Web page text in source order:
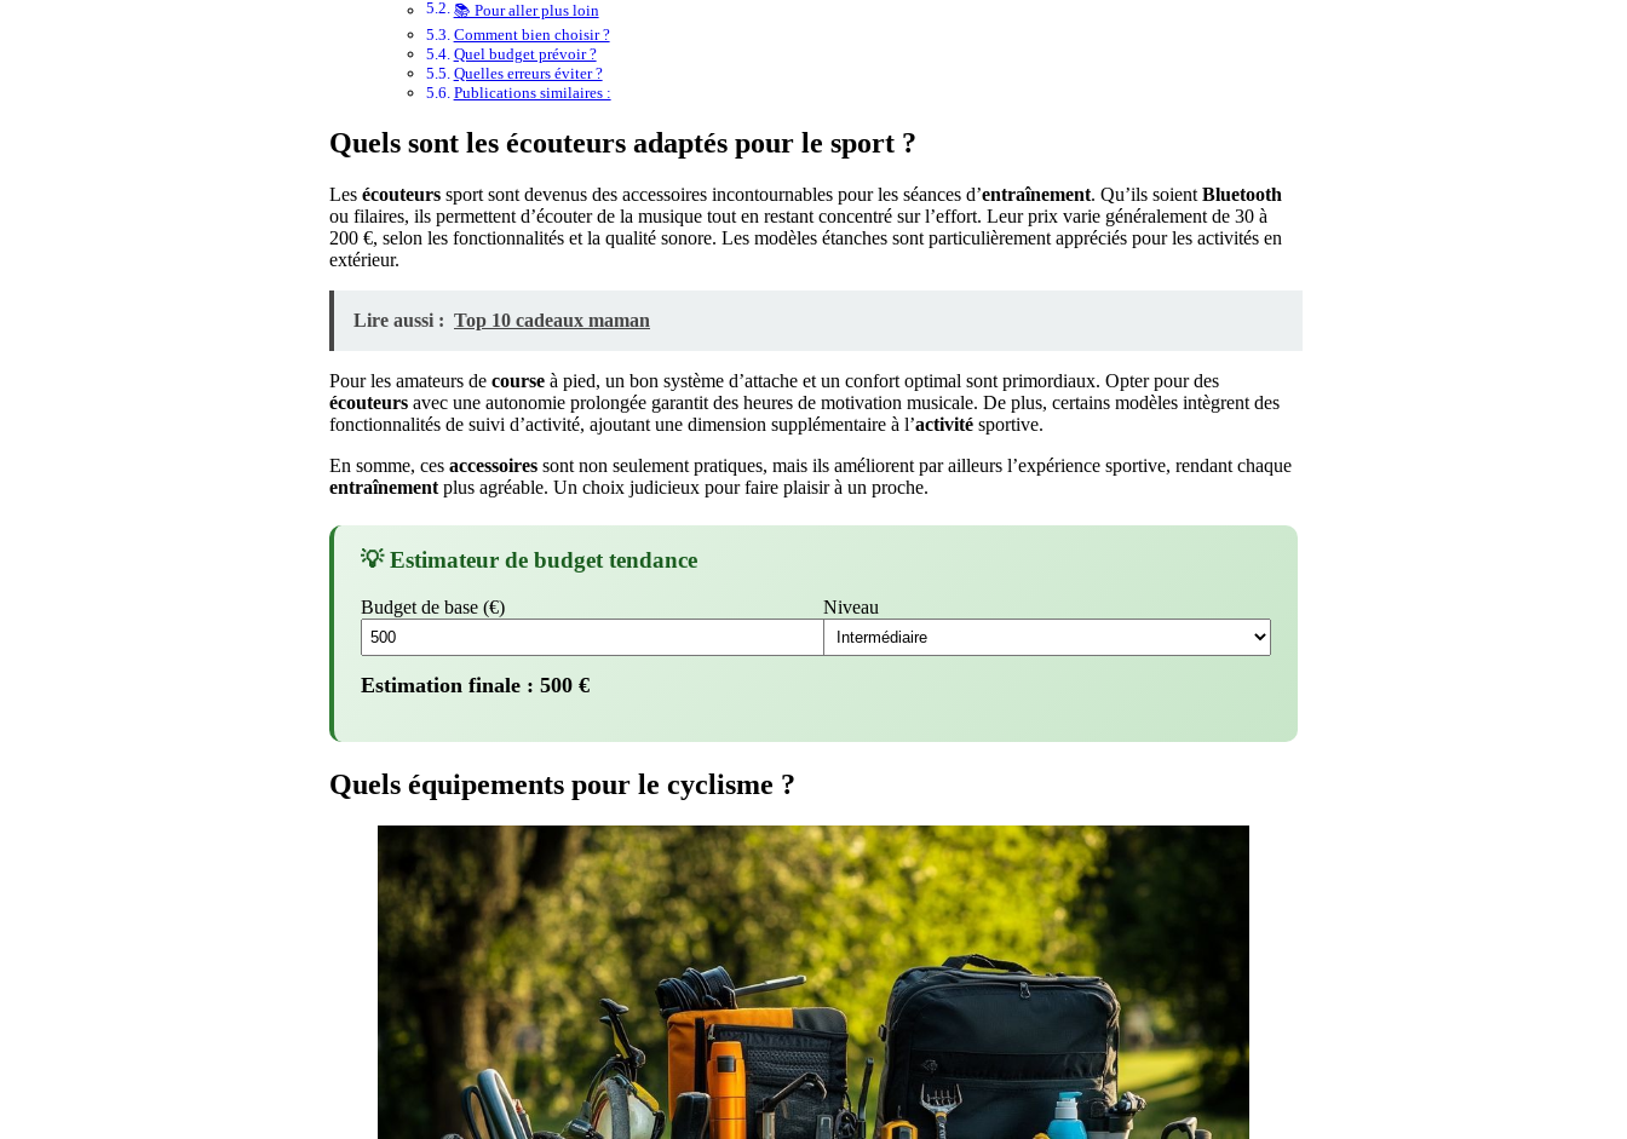
📚 Pour aller plus loin
Comment bien choisir ?
Quel budget prévoir ?
Quelles erreurs éviter ?
Publications similaires :
Quels sont les écouteurs adaptés pour le sport ?
Les écouteurs sport sont devenus des accessoires incontournables pour les séances d’entraînement. Qu’ils soient Bluetooth
ou filaires, ils permettent d’écouter de la musique tout en restant concentré sur l’effort. Leur prix varie généralement de 30 à
200 €, selon les fonctionnalités et la qualité sonore. Les modèles étanches sont particulièrement appréciés pour les activités en
extérieur.
Lire aussi : Top 10 cadeaux maman
Pour les amateurs de course à pied, un bon système d’attache et un confort optimal sont primordiaux. Opter pour des
écouteurs avec une autonomie prolongée garantit des heures de motivation musicale. De plus, certains modèles intègrent des
fonctionnalités de suivi d’activité, ajoutant une dimension supplémentaire à l’activité sportive.
En somme, ces accessoires sont non seulement pratiques, mais ils améliorent par ailleurs l’expérience sportive, rendant chaque
entraînement plus agréable. Un choix judicieux pour faire plaisir à un proche.
💡 Estimateur de budget tendance
Budget de base (€) Niveau
Estimation finale : 500 €
Quels équipements pour le cyclisme ?